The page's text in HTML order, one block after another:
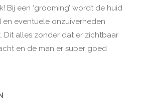
Bij een ‘grooming’ wordt de huid
eventuele onzuiverheden
Dit alles zonder dat er zichtbaar
en de man er super goed